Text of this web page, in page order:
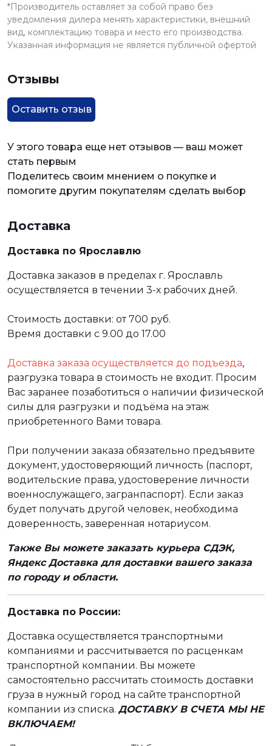
*Производитель оставляет за собой право без
уведомления дилера менять характеристики, внешний
вид, комплектацию товара и место его производства.
Указанная информация не является публичной офертой
Отзывы
Оставить отзыв
У этого товара еще нет отзывов — ваш может
стать первым
Поделитесь своим мнением о покупке и
помогите другим покупателям сделать выбор
Доставка
Доставка по Ярославлю
Доставка заказов в пределах г. Ярославль
осуществляется в течении 3-х рабочих дней.
Стоимость доставки: от 700 руб.
Время доставки с 9.00 до 17.00
Доставка заказа осуществляется до подъезда,
разгрузка товара в стоимость не входит. Просим
Вас заранее позаботиться о наличии физической
силы для разгрузки и подъёма на этаж
приобретенного Вами товара.
При получении заказа обязательно предъявите
документ, удостоверяющий личность (паспорт,
водительские права, удостоверение личности
военнослужащего, загранпаспорт). Если заказ
будет получать другой человек, необходима
доверенность, заверенная нотариусом.
Также Вы можете заказать курьера СДЭК,
Яндекс Доставка для доставки вашего заказа
по городу и области.
Доставка по России:
Доставка осуществляется транспортными
компаниями и рассчитывается по расценкам
транспортной компании. Вы можете
самостоятельно рассчитать стоимость доставки
груза в нужный город на сайте транспортной
компании из списка. ДОСТАВКУ В СЧЕТА МЫ НЕ
ВКЛЮЧАЕМ!